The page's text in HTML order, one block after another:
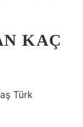
KAÇ
Türk